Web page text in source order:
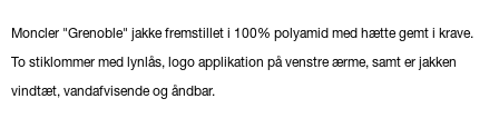
Moncler "Grenoble" jakke fremstillet i 100% polyamid med hætte gemt i krave.
To stiklommer med lynlås, logo applikation på venstre ærme, samt er jakken
vindtæt, vandafvisende og åndbar.